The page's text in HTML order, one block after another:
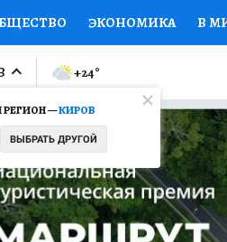
ЭКОНОМИКА В
ПРОИСШЕСТВИЯ
МИР Я ЗНАЮ СЕМЬЯ
СЕРИАЛЫ
КОНКУРСЫ
—КИРОВ
ВЫБРАТЬ ДРУГОЙ
+24°